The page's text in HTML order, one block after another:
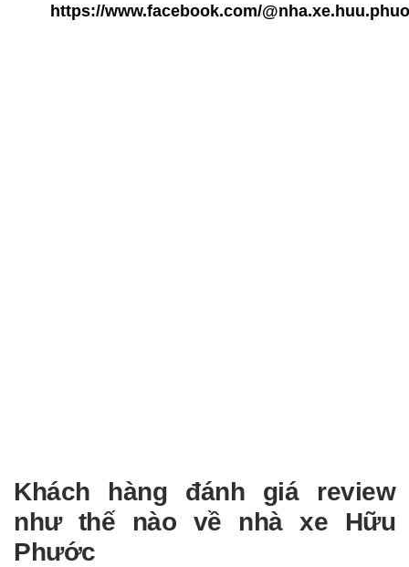
https://www.facebook.com/
Khách hàng đánh giá review
như thế nào về nhà xe Hữu
Phước